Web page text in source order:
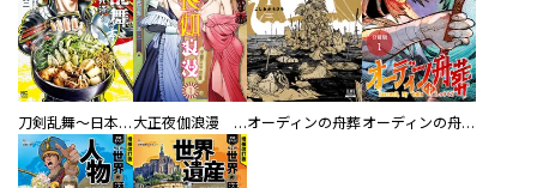
刀剣乱舞～日本号つれづれ酒～ 大正夜伽浪漫 －金曜日の花嫁—オーディンの舟葬 オーディンの舟葬 分冊版